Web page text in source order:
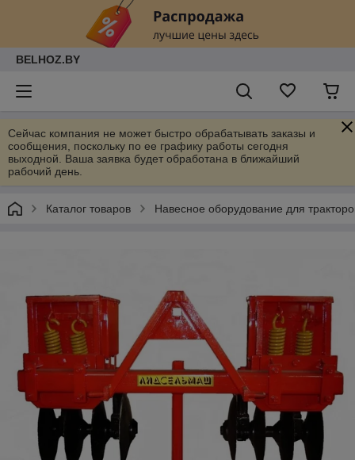
BELHOZ.BY
Сейчас компания не может быстро обрабатывать заказы и
сообщения, поскольку по ее графику работы сегодня
выходной. Ваша заявка будет обработана в ближайший
рабочий день.
Каталог товаров Навесное оборудование для